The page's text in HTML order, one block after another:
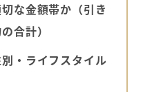
な金額帯か（引き
合計）
・ライフスタイル